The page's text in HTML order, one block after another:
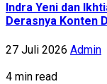
Indra Yeni dan
Derasnya Konten
27 Juli 2026 Admin
4 min read